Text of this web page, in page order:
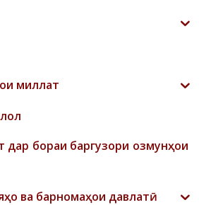
миллат
бораи баргузори озмунҳои
ва барномаҳои давлатӣ